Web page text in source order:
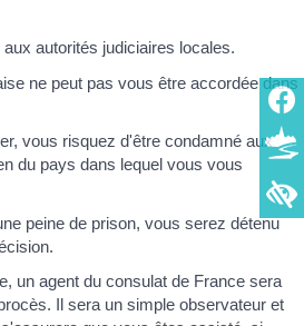
autorités judiciaires locales.
ne peut pas vous être accordée dans
vous risquez d'être condamné aux
du pays dans lequel vous vous
peine de prison, vous serez détenu
un agent du consulat de France sera
Il sera un simple observateur et